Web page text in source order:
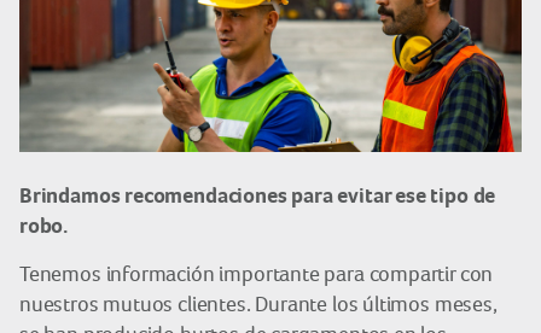
Brindamos recomendaciones para evitar ese tipo de
robo.
Tenemos información importante para compartir con
nuestros mutuos clientes. Durante los últimos meses,